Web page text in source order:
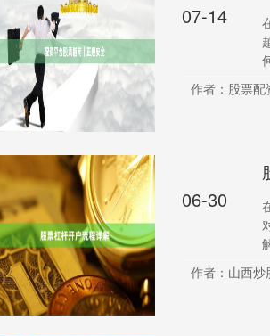
07-14
作者：股票配
06-30
作者：山西炒